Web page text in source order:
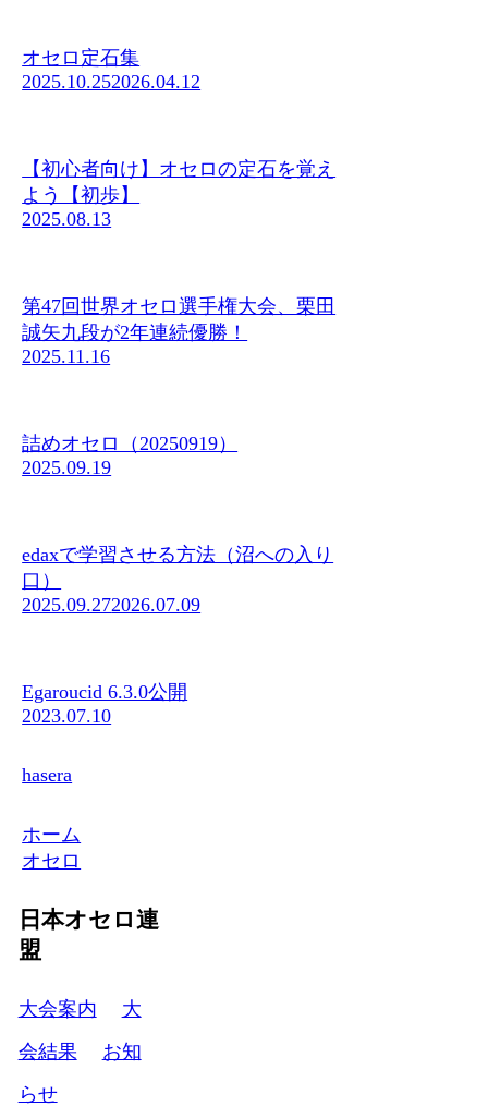
オセロ定石集
2025.10.252026.04.12
【初心者向け】オセロの定石を覚え
よう【初歩】
2025.08.13
第47回世界オセロ選手権大会、栗田
誠矢九段が2年連続優勝！
2025.11.16
詰めオセロ（20250919）
2025.09.19
edaxで学習させる方法（沼への入り
口）
2025.09.272026.07.09
Egaroucid 6.3.0公開
2023.07.10
hasera
ホーム
オセロ
日本オセロ連
盟
大会案内
大
会結果
お知
らせ